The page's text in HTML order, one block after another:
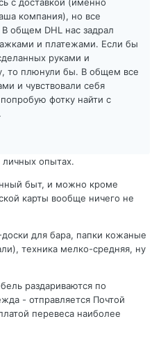
с доставкой (именно
компания), но все
общем DHL нас задрал
и платежами. Если бы
руками и
то плюнули бы. В общем все
и чувствовали себя
фотку найти с
опытах.
быт, и можно кроме
карты вообще ничего не
для бара, папки кожаные
техника мелко-средняя, ну
раздариваются по
- отправляется Почтой
перевеса наиболее